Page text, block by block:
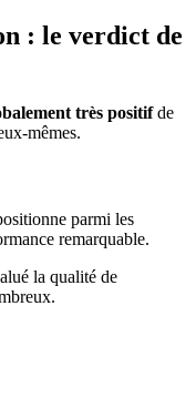
: le verdict de
très positifde
mêmes.
parmi les
remarquable.
la qualité de